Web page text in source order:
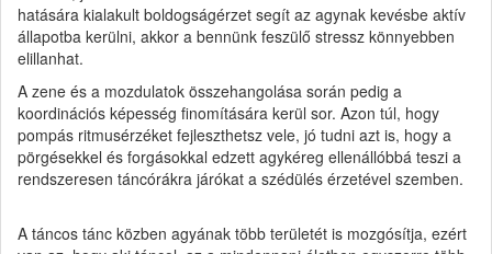
hatására kialakult boldogságérzet segít az agynak kevésbe aktív
állapotba kerülni, akkor a bennünk feszülő stressz könnyebben
elillanhat.
A zene és a mozdulatok összehangolása során pedig a
koordinációs képesség finomítására kerül sor. Azon túl, hogy
pompás ritmusérzéket fejleszthetsz vele, jó tudni azt is, hogy a
pörgésekkel és forgásokkal edzett agykéreg ellenállóbbá teszi a
rendszeresen táncórákra járókat a szédülés érzetével szemben.
A táncos tánc közben agyának több területét is mozgósítja, ezért